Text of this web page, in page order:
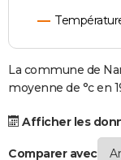
Dictionnaire
Biographies
Citations
Expressions
Proverbes
PROGRAMME TV
S'inscrire
Se connecter
Lycées
Collèges
Primaires
Universités
Entreprises
Service militaire
Avis de recherche
AVIS DE DÉCÈS
FORUM
Bricolage
Lifestyle
Culture
Sport
Auto
Television
Voyage
Cinema
La commune de
moyenne de °c en
Afficher les
Comparer avec